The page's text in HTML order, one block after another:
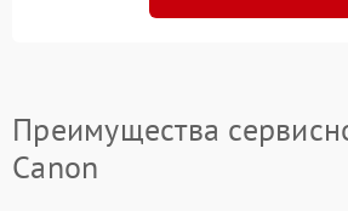
Преимущества
Canon